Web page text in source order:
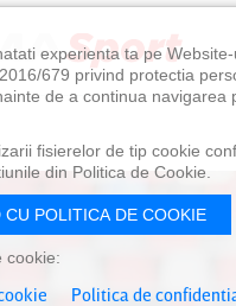
experienta ta pe
679 privind protectia
de a continua
fisierelor de tip cookie
din Politica de Cookie.
CU POLITICA DE COOKIE
cookie:
Politica de